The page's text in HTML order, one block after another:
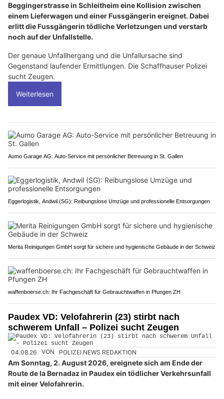
Beggingerstrasse in Schleitheim eine Kollision zwischen
einem Lieferwagen und einer Fussgängerin ereignet. Dabei
erlitt die Fussgängerin tödliche Verletzungen und verstarb
noch auf der Unfallstelle.
Der genaue Unfallhergang und die Unfallursache sind
Gegenstand laufender Ermittlungen. Die Schaffhauser Polizei
sucht Zeugen.
Weiterlesen
Aumo Garage AG: Auto-Service mit persönlicher Betreuung in St. Gallen
Eggerlogistik, Andwil (SG): Reibungslose Umzüge und professionelle Entsorgungen
Merita Reinigungen GmbH sorgt für sichere und hygienische Gebäude in der Schweiz
waffenboerse.ch: Ihr Fachgeschäft für Gebrauchtwaffen in Pfungen ZH
Paudex VD: Velofahrerin (23) stirbt nach
schwerem Unfall – Polizei sucht Zeugen
04.08.26 VON POLIZEI.NEWS REDAKTION
Am Sonntag, 2. August 2026, ereignete sich am Ende der
Route de la Bernadaz in Paudex ein tödlicher Verkehrsunfall
mit einer Velofahrerin.